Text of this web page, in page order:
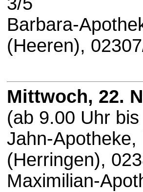
Barbara-
(Heeren),
Mittwoch, 22.
(ab 9.00 Uhr
Jahn-
(Herringen),
Maximilian-